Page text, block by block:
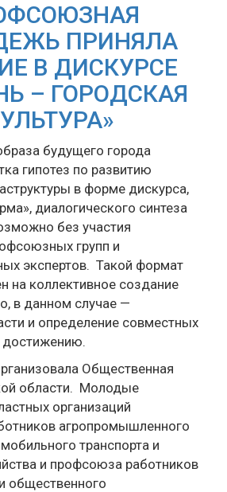
ПРИНЯЛА
В ДИСКУРСЕ
– ГОРОДСКАЯ
будущего города
гипотез по развитию
в форме дискурса,
диалогического синтеза
без участия
групп и
экспертов. Такой формат
на коллективное создание
в данном случае —
и определение совместных
достижению.
Общественная
области. Молодые
организаций
агропромышленного
транспорта и
и профсоюза работников
общественного